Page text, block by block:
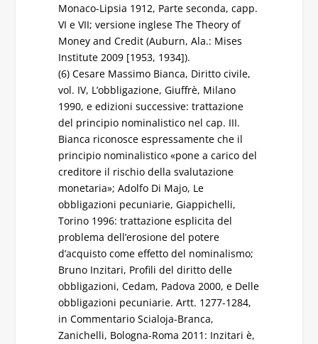
Monaco-Lipsia 1912, Parte seconda, capp.
VI e VII; versione inglese The Theory of
Money and Credit (Auburn, Ala.: Mises
Institute 2009 [1953, 1934]).
(6) Cesare Massimo Bianca, Diritto civile,
vol. IV, L’obbligazione, Giuffrè, Milano
1990, e edizioni successive: trattazione
del principio nominalistico nel cap. III.
Bianca riconosce espressamente che il
principio nominalistico «pone a carico del
creditore il rischio della svalutazione
monetaria»; Adolfo Di Majo, Le
obbligazioni pecuniarie, Giappichelli,
Torino 1996: trattazione esplicita del
problema dell’erosione del potere
d’acquisto come effetto del nominalismo;
Bruno Inzitari, Profili del diritto delle
obbligazioni, Cedam, Padova 2000, e Delle
obbligazioni pecuniarie. Artt. 1277-1284,
in Commentario Scialoja-Branca,
Zanichelli, Bologna-Roma 2011: Inzitari è,